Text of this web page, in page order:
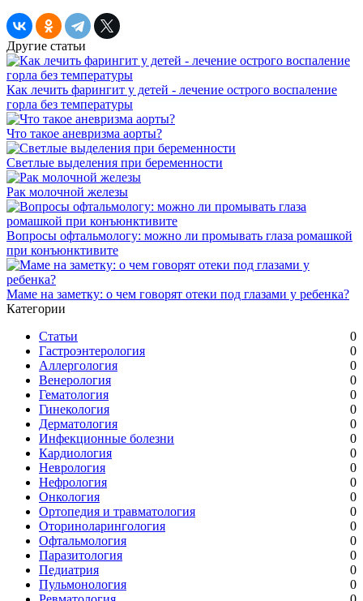
Другие статьи
Как лечить фарингит у детей - лечение острого воспаление
горла без температуры
Что такое аневризма аорты?
Светлые выделения при беременности
Рак молочной железы
Вопросы офтальмологу: можно ли промывать глаза ромашкой
при конъюнктивите
Маме на заметку: о чем говорят отеки под глазами у ребенка?
Категории
Статьи
0
Гастроэнтерология
0
Аллергология
0
Венерология
0
Гематология
0
Гинекология
0
Дерматология
0
Инфекционные болезни
0
Кардиология
0
Неврология
0
Нефрология
0
Онкология
0
Ортопедия и травматология
0
Оториноларингология
0
Офтальмология
0
Паразитология
0
Педиатрия
0
Пульмонология
0